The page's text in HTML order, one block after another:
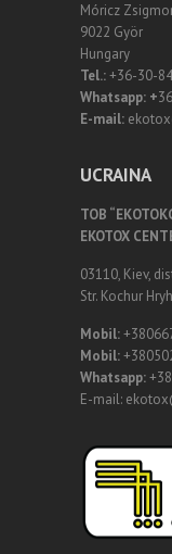
Móricz
9022 Györ
Hungary
Tel.:+36-30-
Whatsapp: +
E-mail:
UCRAINA
ТОВ
EKOTOX
03110, Kiev,
Str. Kochur
Mobil:
Mobil:
Whatsapp:
E-mail: